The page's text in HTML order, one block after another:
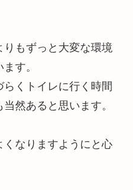
もずっと大変な環境
す。
らくトイレに行く時間
然あると思います。
なりますようにと心